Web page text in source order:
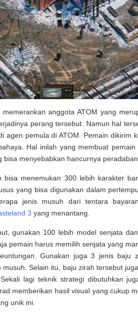
anggota ATOM yang
perang tersebut. Namun hal
agen pemula di ATOM. Pemain dikirim
Hal inilah yang membuat
menyebabkan hancurnya peradaban
bisa menemukan 300 lebih karakter
yang bisa digunakan dalam
jenis musuh dari tentara
3 yang menantang.
gunakan 100 lebih model senjata
pemain harus memilih senjata yang
Gunakan juga 3 jenis baju
Selain itu, baju zirah tersebut
lagi teknik strategi dibutuhkan
memberikan hasil visual yang cukup
unik ini.